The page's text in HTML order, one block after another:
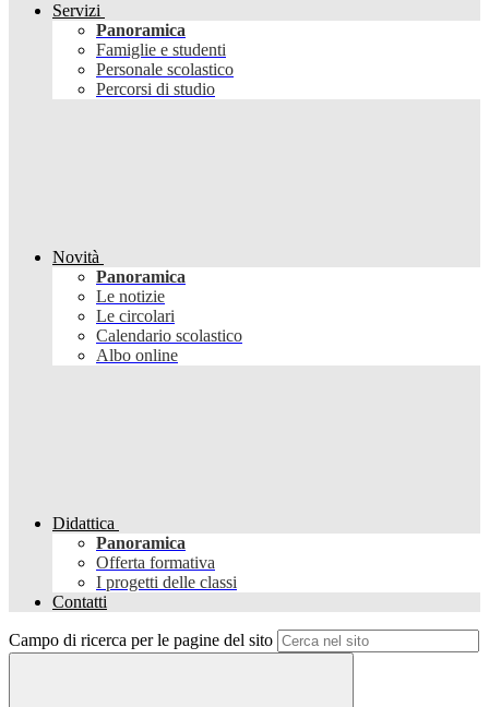
Servizi
Panoramica
Famiglie e studenti
Personale scolastico
Percorsi di studio
Novità
Panoramica
Le notizie
Le circolari
Calendario scolastico
Albo online
Didattica
Panoramica
Offerta formativa
I progetti delle classi
Contatti
Campo di ricerca per le pagine del sito